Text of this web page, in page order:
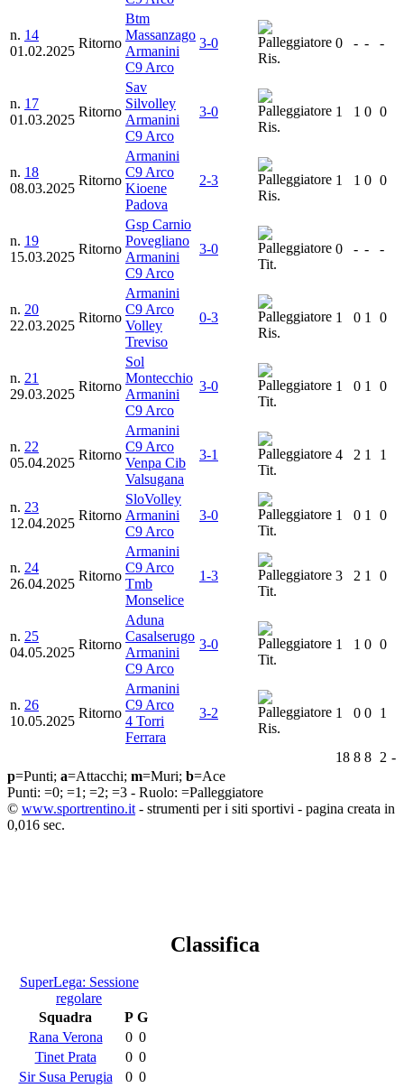
n. 14
01.02.2025
Ritorno
Btm
Massanzago
Armanini
C9 Arco
3-0
Ris.
0 - - -
n. 17
01.03.2025
Ritorno
Sav
Silvolley
Armanini
C9 Arco
3-0
Ris.
1 1 0 0
n. 18
08.03.2025
Ritorno
Armanini
C9 Arco
Kioene
Padova
2-3
Ris.
1 1 0 0
n. 19
15.03.2025
Ritorno
Gsp Carnio
Povegliano
Armanini
C9 Arco
3-0
Tit.
0 - - -
n. 20
22.03.2025
Ritorno
Armanini
C9 Arco
Volley
Treviso
0-3
Ris.
1 0 1 0
n. 21
29.03.2025
Ritorno
Sol
Montecchio
Armanini
C9 Arco
3-0
Tit.
1 0 1 0
n. 22
05.04.2025
Ritorno
Armanini
C9 Arco
Venpa Cib
Valsugana
3-1
Tit.
4 2 1 1
n. 23
12.04.2025
Ritorno
SloVolley
Armanini
C9 Arco
3-0
Tit.
1 0 1 0
n. 24
26.04.2025
Ritorno
Armanini
C9 Arco
Tmb
Monselice
1-3
Tit.
3 2 1 0
n. 25
04.05.2025
Ritorno
Aduna
Casalserugo
Armanini
C9 Arco
3-0
Tit.
1 1 0 0
n. 26
10.05.2025
Ritorno
Armanini
C9 Arco
4 Torri
Ferrara
3-2
Ris.
1 0 0 1
18 8 8 2 -
p=Punti; a=Attacchi; m=Muri; b=Ace
Punti: =0; =1; =2; =3 - Ruolo: =Palleggiatore
© www.sportrentino.it - strumenti per i siti sportivi - pagina creata in
0,016 sec.
Classifica
SuperLega: Sessione
regolare
Squadra
P G
Rana Verona
0 0
Tinet Prata
0 0
Sir Susa Perugia
0 0